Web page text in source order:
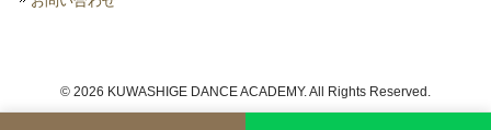
© 2026 KUWASHIGE DANCE ACADEMY. All Rights Reserved.